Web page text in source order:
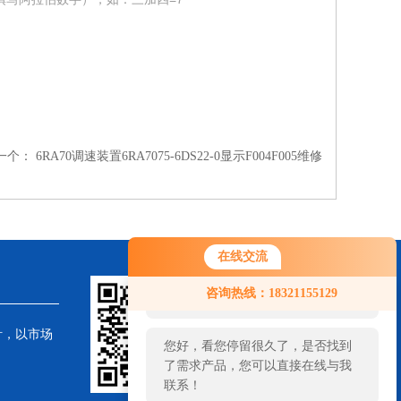
在线交流
咨询热线：18321155129
您好！欢迎前来咨询，很高兴为您
服务，请问您要咨询什么问题呢？
您好，看您停留很久了，是否找到
了需求产品，您可以直接在线与我
联系！
个： 6RA70调速装置6RA7075-6DS22-0显示F004F005维修
以市场